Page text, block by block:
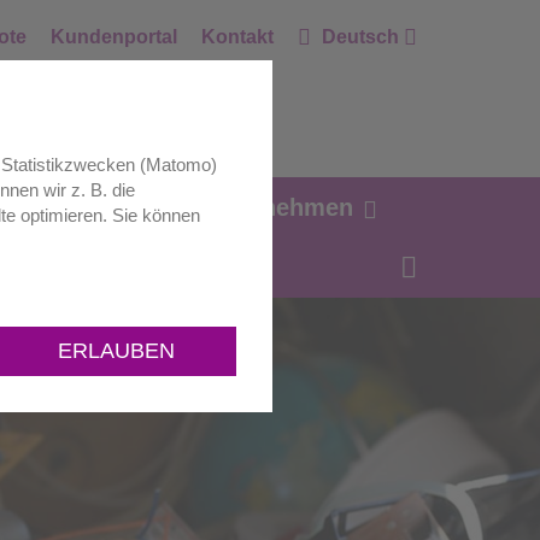
(Matomo)
wir z. B. die
optimieren. Sie können
ERLAUBEN
Kundenportal Kontakt Deutsch
Zukunft. Unternehmen